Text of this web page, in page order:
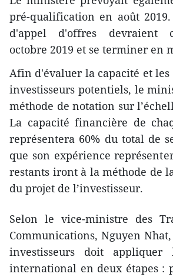
pré-qualification en août
d'appel d'offres devraient
octobre 2019 et se terminer en
Afin d'évaluer la capacité et les
investisseurs potentiels, le
méthode de notation sur
La capacité financière de
représentera 60% du total de
que son expérience
restants iront à la méthode de
du projet de l’investisseur.
Selon le vice-ministre des
Communications, Nguyen
investisseurs doit appliquer
international en deux étapes :